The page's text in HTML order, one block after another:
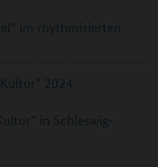
im rhythmisierten
2024
in Schleswig-